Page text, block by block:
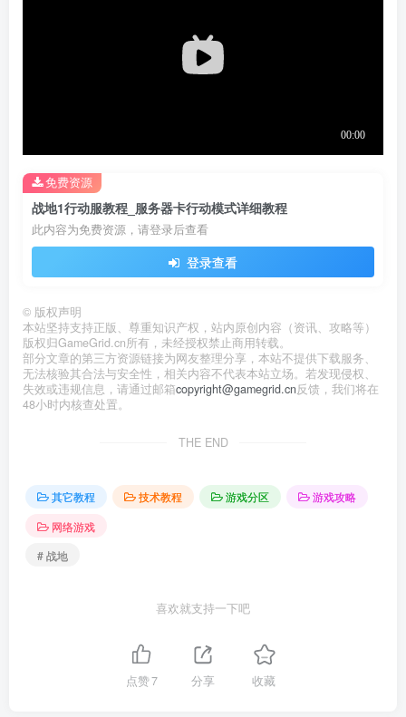
战地1行动服教程_服务器卡行动模式详细教程
此内容为免费资源，请登录后查看
登录查看
免费资源
© 版权声明
本站坚持支持正版、尊重知识产权，站内原创内容（资讯、攻略等）
版权归GameGrid.cn所有，未经授权禁止商用转载。
部分文章的第三方资源链接为网友整理分享，本站不提供下载服务、
无法核验其合法与安全性，相关内容不代表本站立场。若发现侵权、
失效或违规信息，请通过邮箱copyright@gamegrid.cn反馈，我们将在
48小时内核查处置。
THE END
其它教程 技术教程 游戏分区
游戏攻略
网络游戏
# 战地
喜欢就支持一下吧
点赞7 分享 收藏